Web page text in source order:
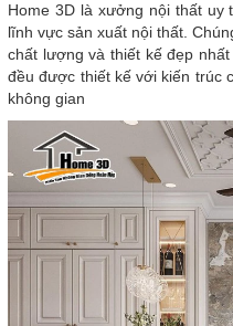
Home 3D là xưởng nội thất uy
lĩnh vực sản xuất nội thất.
chất lượng và thiết kế đẹp
đều được thiết kế với kiến trúc
không gian